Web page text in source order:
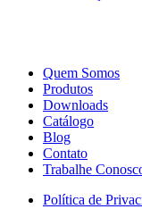
Quem Somos
Produtos
Downloads
Catálogo
Blog
Contato
Trabalhe
Política de